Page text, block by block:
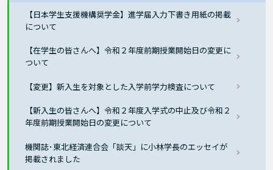
【日本学生支援機構奨学金】進学届入力下書き用紙の掲載
について
【在学生の皆さんへ】令和２年度前期授業開始日の変更に
ついて
【変更】新入生を対象とした入学前学力検査について
【新入生の皆さんへ】令和２年度入学式の中止及び令和２
年度前期授業開始日の変更について
機関誌･東北経済連合会「談天」に小林学長のエッセイが
掲載されました